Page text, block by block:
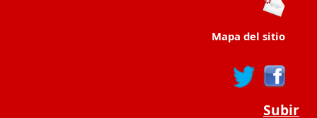
Mapa del sitio
Subir